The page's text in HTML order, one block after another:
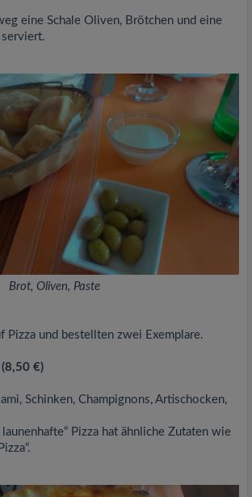
eine Schale Oliven, Brötchen und eine
serviert.
Brot, Oliven, Paste
Pizza und bestellten zwei Exemplare.
(8,50 €)
Schinken, Champignons, Artischocken,
Pizza hat ähnliche Zutaten wie